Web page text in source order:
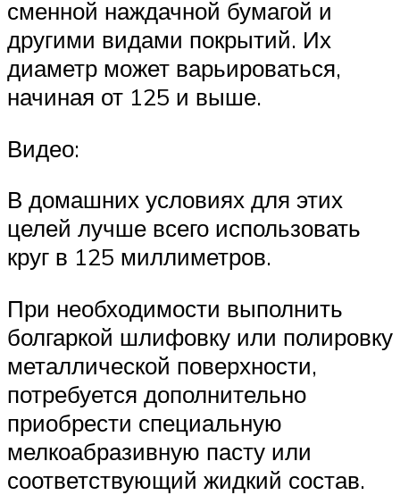
сменной наждачной бумагой и
другими видами покрытий. Их
диаметр может варьироваться,
начиная от 125 и выше.
Видео:
В домашних условиях для этих
целей лучше всего использовать
круг в 125 миллиметров.
При необходимости выполнить
болгаркой шлифовку или полировку
металлической поверхности,
потребуется дополнительно
приобрести специальную
мелкоабразивную пасту или
соответствующий жидкий состав.